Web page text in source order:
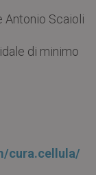
Antonio Scaioli
di minimo
cura.cellula/